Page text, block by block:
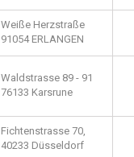
Weiße Herzstraße
91054 ERLANGEN
Waldstrasse 89 - 91
76133 Karsrune
Fichtenstrasse 70,
40233 Düsseldorf